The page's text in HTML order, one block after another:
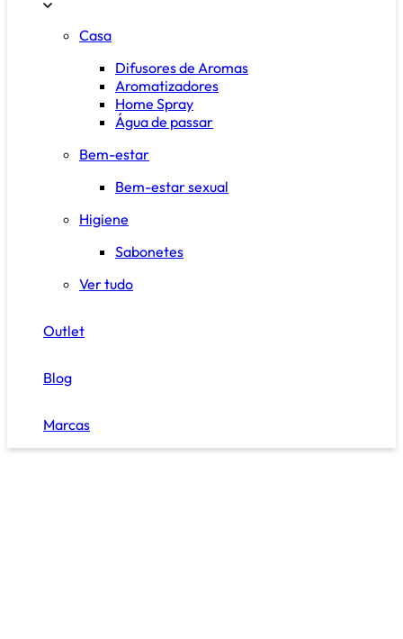
Casa
Difusores de Aromas
Aromatizadores
Home Spray
Água de passar
Bem-estar
Bem-estar sexual
Higiene
Sabonetes
Ver tudo
Outlet
Blog
Marcas